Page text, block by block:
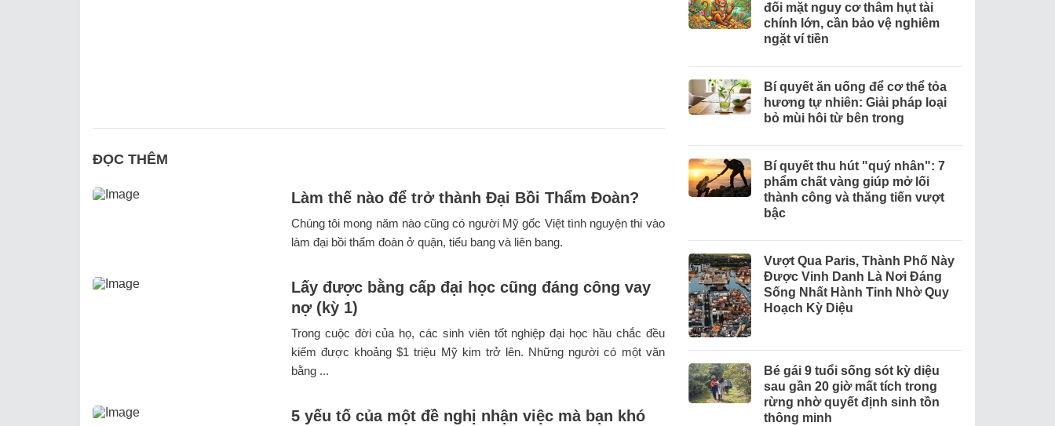
ĐỌC THÊM
Làm thế nào để trở thành Đại Bồi Thẩm Đoàn?
Chúng tôi mong năm nào cũng có người Mỹ gốc Việt tình nguyện thi vào
làm đại bồi thẩm đoàn ở quận, tiểu bang và liên bang.
Lấy được bằng cấp đại học cũng đáng công vay
nợ (kỳ 1)
Trong cuộc đời của họ, các sinh viên tốt nghiệp đại học hầu chắc đều
kiếm được khoảng $1 triệu Mỹ kim trở lên. Những người có một văn
bằng ...
5 yếu tố của một đề nghị nhận việc mà bạn khó
đối mặt nguy cơ thâm hụt tài
chính lớn, cần bảo vệ nghiêm
ngặt ví tiền
Bí quyết ăn uống để cơ thể tỏa
hương tự nhiên: Giải pháp loại
bỏ mùi hôi từ bên trong
Bí quyết thu hút "quý nhân": 7
phẩm chất vàng giúp mở lối
thành công và thăng tiến vượt
bậc
Vượt Qua Paris, Thành Phố Này
Được Vinh Danh Là Nơi Đáng
Sống Nhất Hành Tinh Nhờ Quy
Hoạch Kỳ Diệu
Bé gái 9 tuổi sống sót kỳ diệu
sau gần 20 giờ mất tích trong
rừng nhờ quyết định sinh tồn
thông minh